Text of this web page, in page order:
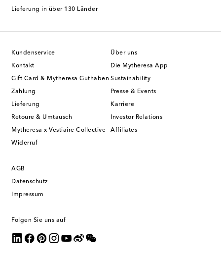
Lieferung in über 130 Länder
Kundenservice
Kontakt
Gift Card & Mytheresa Guthaben
Zahlung
Lieferung
Retoure & Umtausch
Mytheresa x Vestiaire Collective
Widerruf
Über uns
Die Mytheresa App
Sustainability
Presse & Events
Karriere
Investor Relations
Affiliates
AGB
Datenschutz
Impressum
Folgen Sie uns auf